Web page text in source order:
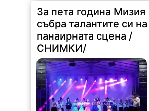
За пета година Мизия
събра талантите си на
панаирната сцена /
СНИМКИ/